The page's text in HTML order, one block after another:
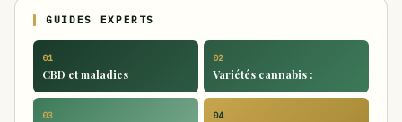
GUIDES EXPERTS
01
CBD et maladies
02
Variétés cannabis :
03 04